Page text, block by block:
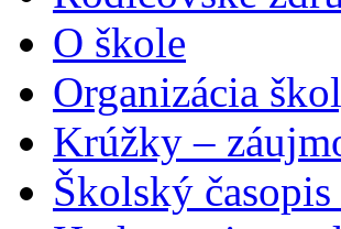
O škole
Organizácia
Krúžky –
Školský